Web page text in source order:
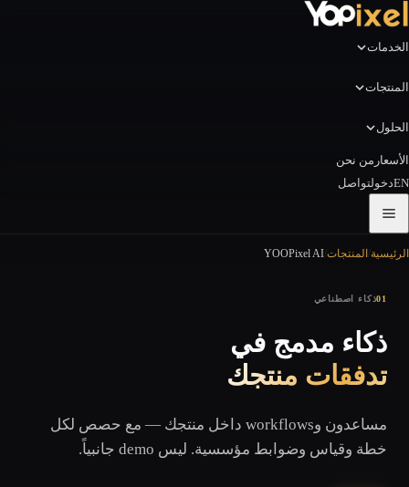
الخدمات
المنتجات
الحلول
الأسعار من نحن
ENدخولتواصل
الرئيسية المنتجات YOOPixel AI
01ذكاء اصطناعي
ذكاء مدمج في
تدفقات منتجك
مساعدون وworkflows داخل منتجك — مع حصص لكل
خطة وقياس وضوابط مؤسسية. ليس demo جانبياً.